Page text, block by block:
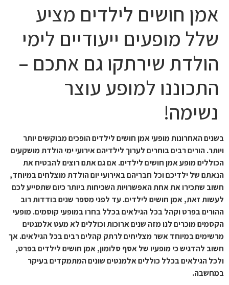
אמן חושים לילדים מציע
שלל מופעים ייעודיים לימי
הולדת שירתקו גם אתכם –
התכוננו למופע עוצר
נשימה!
בשנים האחרונות מופעי אמן חושים לילדים הופכים מבוקשים יותר
ויותר. הורים רבים בוחרים לערוך לילדיהם אירועי ימי הולדת מושקעים
הכוללים מופע אמן חושים לילדים. אם גם אתם רוצים להבטיח את
הנאתם של ילדיכם וכל חבריהם באירועי יום הולדת מוצלחים במיוחד,
חשוב שתכירו את אחת האפשרויות השכיחות ביותר כיום שתסייע לכם
לעשות זאת, אמן חושים לילדים. עד לפני מספר שנים בודדות רוב
ההורים בפרט וקהל בכל הגילאים בכלל בחרו במופעי קוסמים. מופעי
הקסמים מוכרים לנו מזה שנים ארוכות וכוללים לא מעט אלמנטים
מרשימים במיוחד אשר מצליחים לרתק קהלים רבים בכל הגילאים. אך
חשוב להדגיש כי מופעיו של אסף סלומון, אמן חושים לילדים בפרט,
ולכל הגילאים בכלל כוללים אלמנטים שונים המתמקדים בעיקר
במחשבה.